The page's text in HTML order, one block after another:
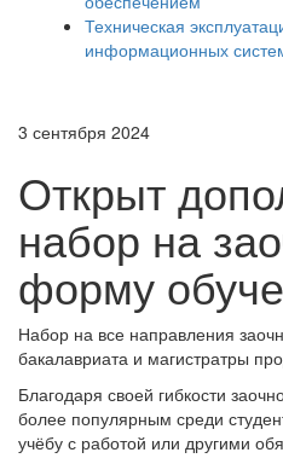
Техническая
информационных
3 сентября 2024
Открыт
набор на
форму
Набор на все направления
бакалавриата и магистратры
Благодаря своей гибкости
более популярным среди
учёбу с работой или другими